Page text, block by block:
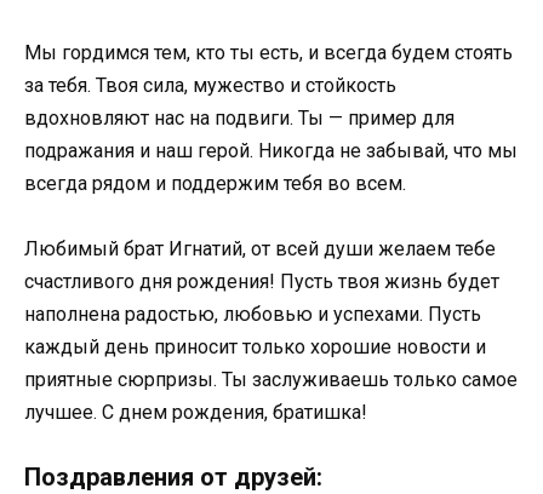
Мы гордимся тем, кто ты есть, и всегда будем стоять
за тебя. Твоя сила, мужество и стойкость
вдохновляют нас на подвиги. Ты — пример для
подражания и наш герой. Никогда не забывай, что мы
всегда рядом и поддержим тебя во всем.
Любимый брат Игнатий, от всей души желаем тебе
счастливого дня рождения! Пусть твоя жизнь будет
наполнена радостью, любовью и успехами. Пусть
каждый день приносит только хорошие новости и
приятные сюрпризы. Ты заслуживаешь только самое
лучшее. С днем рождения, братишка!
Поздравления от друзей: